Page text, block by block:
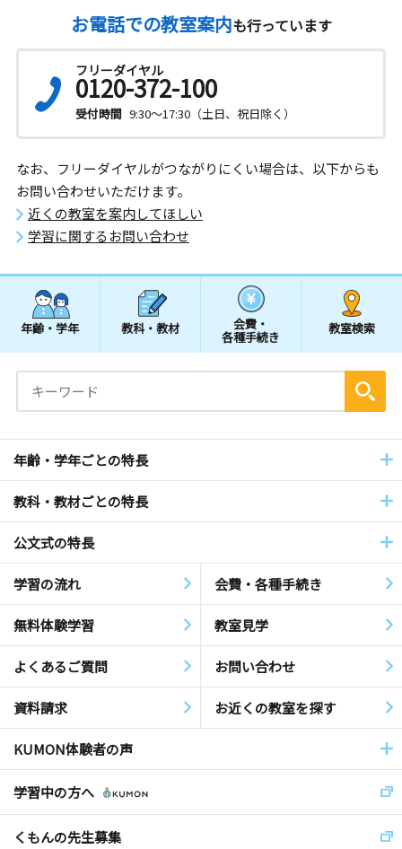
お電話での教室案内も行っています
フリーダイヤル
0120-372-100
受付時間 9:30～17:30（土日、祝日除く）
なお、フリーダイヤルがつながりにくい場合は、以下からも
お問い合わせいただけます。
近くの教室を案内してほしい
学習に関するお問い合わせ
年齢・学年 教科・教材 会費・
各種手続き
教室検索
年齢・学年ごとの特長
教科・教材ごとの特長
公文式の特長
学習の流れ 会費・各種手続き
無料体験学習 教室見学
よくあるご質問 お問い合わせ
資料請求 お近くの教室を探す
KUMON体験者の声
学習中の方へ
くもんの先生募集